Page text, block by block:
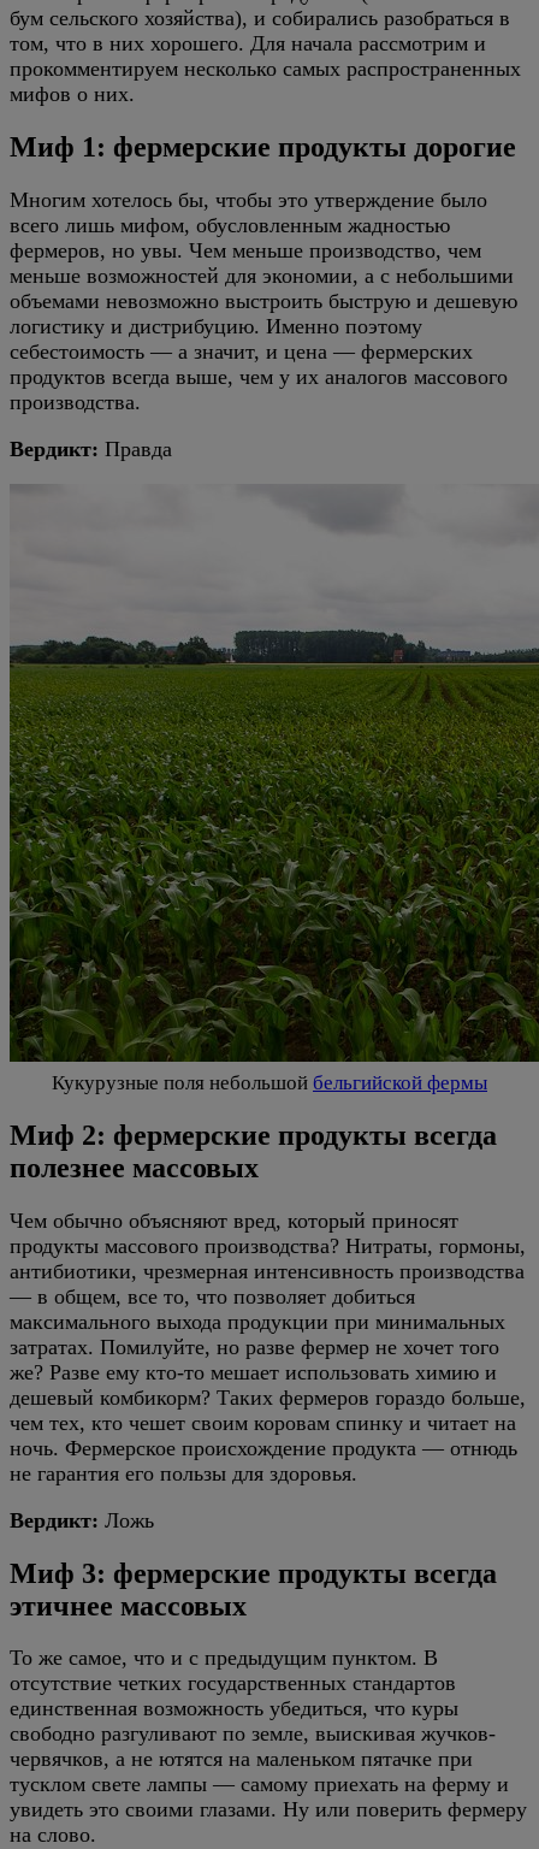
бум сельского хозяйства), и собирались разобраться в
том, что в них хорошего. Для начала рассмотрим и
прокомментируем несколько самых распространенных
мифов о них.
Миф 1: фермерские продукты дорогие
Многим хотелось бы, чтобы это утверждение было
всего лишь мифом, обусловленным жадностью
фермеров, но увы. Чем меньше производство, чем
меньше возможностей для экономии, а с небольшими
объемами невозможно выстроить быструю и дешевую
логистику и дистрибуцию. Именно поэтому
себестоимость — а значит, и цена — фермерских
продуктов всегда выше, чем у их аналогов массового
производства.
Вердикт: Правда
Кукурузные поля небольшой бельгийской фермы
Миф 2: фермерские продукты всегда
полезнее массовых
Чем обычно объясняют вред, который приносят
продукты массового производства? Нитраты, гормоны,
антибиотики, чрезмерная интенсивность производства
— в общем, все то, что позволяет добиться
максимального выхода продукции при минимальных
затратах. Помилуйте, но разве фермер не хочет того
же? Разве ему кто-то мешает использовать химию и
дешевый комбикорм? Таких фермеров гораздо больше,
чем тех, кто чешет своим коровам спинку и читает на
ночь. Фермерское происхождение продукта — отнюдь
не гарантия его пользы для здоровья.
Вердикт: Ложь
Миф 3: фермерские продукты всегда
этичнее массовых
То же самое, что и с предыдущим пунктом. В
отсутствие четких государственных стандартов
единственная возможность убедиться, что куры
свободно разгуливают по земле, выискивая жучков-
червячков, а не ютятся на маленьком пятачке при
тусклом свете лампы — самому приехать на ферму и
увидеть это своими глазами. Ну или поверить фермеру
на слово.